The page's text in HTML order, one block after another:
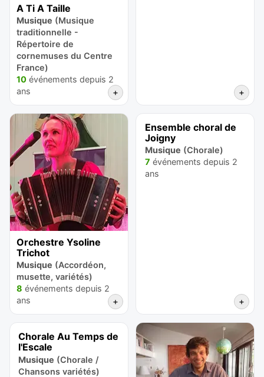
A Ti A Taille
Musique (Musique
traditionnelle -
Répertoire de
cornemuses du Centre
France)
10 événements depuis 2
ans
+ +
Orchestre Ysoline
Trichot
Musique (Accordéon,
musette, variétés)
8 événements depuis 2
ans
+
Ensemble choral de
Joigny
Musique (Chorale)
7 événements depuis 2
ans
+
Chorale Au Temps de
l'Escale
Musique (Chorale /
Chansons variétés)